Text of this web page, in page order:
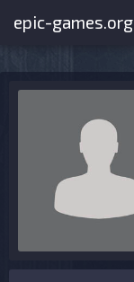
epic-games.org